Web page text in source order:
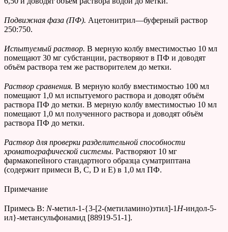
Подвижная фаза (ПФ). Ацетонитрил—буферный раствор
250:750.
Испытуемый раствор. В мерную колбу вместимостью 10 мл
помещают 30 мг субстанции, растворяют в ПФ и доводят
объём раствора тем же растворителем до метки.
Раствор сравнения. В мерную колбу вместимостью 100 мл
помещают 1,0 мл испытуемого раствора и доводят объём
раствора ПФ до метки. В мерную колбу вместимостью 10 мл
помещают 1,0 мл полученного раствора и доводят объём
раствора ПФ до метки.
Раствор для проверки разделительной способности
хроматографической системы. Растворяют 10 мг
фармакопейного стандартного образца суматриптана
(содержит примеси В, С, D и Е) в 1,0 мл ПФ.
Примечание
Примесь В: N-метил-1-{3-[2-(метиламино)этил]-1H-индол-5-
ил}-метансульфонамид [88919-51-1].